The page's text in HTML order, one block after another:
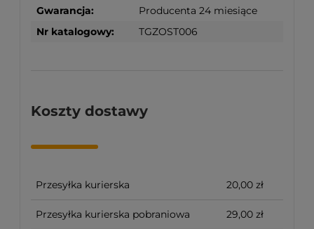
Gwarancja:
Producenta 24 miesiące
Nr katalogowy:
TGZOST006
Koszty dostawy
Przesyłka kurierska 20,00 zł
Przesyłka kurierska pobraniowa 29,00 zł